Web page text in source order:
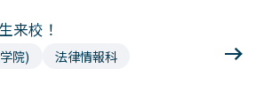
WEB出願
専門学校
ント科
来校！
院)
法律情報科